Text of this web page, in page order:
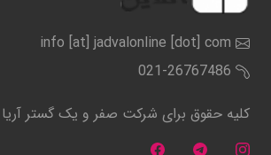
info [at] jadvalonline [dot] com
021-26767486
کلیه حقوق برای شرکت صفر و یک گستر